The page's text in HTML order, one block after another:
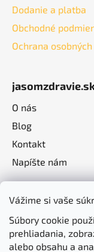
Vážime si vaše
Súbory cookie
prehliadania,
alebo obsahu a
Dodanie a platba
Obchodné
Ochrana
O nás
Blog
Kontakt
Napíšte nám